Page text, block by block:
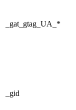
_gat_gtag_UA_*
_gid